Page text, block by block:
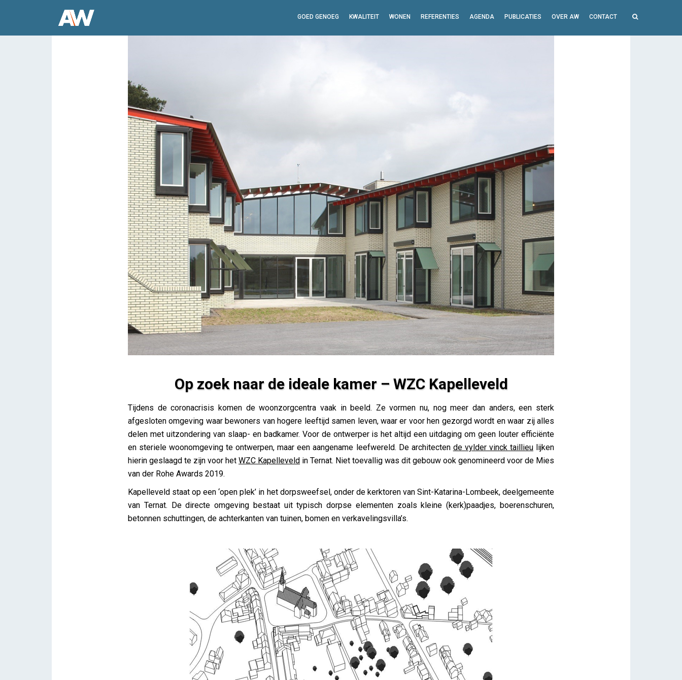
GOED GENOEG KWALITEIT WONEN REFERENTIES AGENDA PUBLICATIES OVER AW CONTACT
Op zoek naar de ideale kamer – WZC Kapelleveld
Op zoek naar de ideale kamer – WZC Kapelleveld
Lieve Drooghmans
Tijdens de coronacrisis komen de woonzorgcentra vaak in beeld. Ze vormen nu, nog meer dan anders, een sterk
afgesloten omgeving waar bewoners van hogere leeftijd samen leven, waar er voor hen gezorgd wordt en waar zij alles
delen met uitzondering van slaap- en badkamer. Voor de ontwerper is het altijd een uitdaging om geen louter efficiënte
en steriele woonomgeving te ontwerpen, maar een aangename leefwereld. De architecten de vylder vinck taillieulijken
hierin geslaagd te zijn voor het WZC Kapelleveld in Ternat. Niet toevallig was dit gebouw ook genomineerd voor de Mies
van der Rohe Awards 2019.
Kapelleveld staat op een ‘open plek’ in het dorpsweefsel, onder de kerktoren van Sint-Katarina-Lombeek, deelgemeente
van Ternat. De directe omgeving bestaat uit typisch dorpse elementen zoals kleine (kerk)paadjes, boerenschuren,
betonnen schuttingen, de achterkanten van tuinen, bomen en verkavelingsvilla’s.